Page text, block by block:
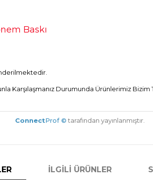
Baskı
Karşılaşmanız Durumunda Ürünlerimiz Bizim
ConnectProf © tarafından yayınlanmıştır.
İLGILI ÜRÜNLER